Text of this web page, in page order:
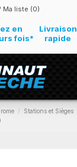
Ma liste (0)
en
fois*
Livraison
rapide
Stations et Sièges